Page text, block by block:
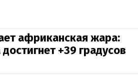
африканская жара:
+39 градусов